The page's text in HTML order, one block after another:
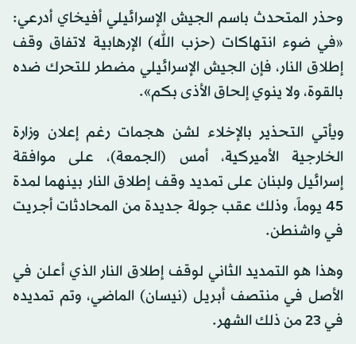
seconds
of
seconds
وحذر المتحدث باسم الجيش الإسرائيلي أفيخاي أدرعي:
«في ضوء انتهاكات (حزب الله) الإرهابية لاتفاق وقف
إطلاق النار، فإن الجيش الإسرائيلي مضطر للتحرك ضده
بالقوة، ولا ينوي إلحاق الأذى بكم».
ويأتي التحذير بالإخلاء لشن هجمات رغم إعلان وزارة
الخارجية الأميركية، أمس (الجمعة)، على موافقة
إسرائيل ولبنان على تمديد وقف إطلاق النار بينهما لمدة
45 يوماً، وذلك عقب جولة جديدة من المحادثات أجريت
في واشنطن.
وهذا هو التمديد الثاني لوقف إطلاق النار الذي أعلن في
الأصل في منتصف أبريل (نيسان) الماضي، وتم تمديده
في 23 من ذلك الشهر.